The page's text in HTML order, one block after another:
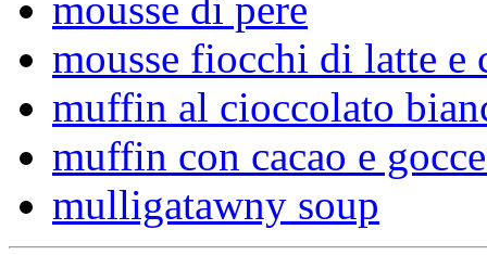
mousse fiocchi di latte e
muffin al cioccolato
muffin con cacao e
mulligatawny soup